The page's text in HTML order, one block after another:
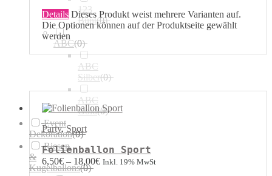
Details Dieses Produkt weist mehrere Varianten auf.
Die Optionen können auf der Produktseite gewählt
werden
Party,Sport
Folienballon Sport
6,50€– 18,00€ Inkl. 19% MwSt
123
Bunt(0)
ABC(0)
ABC
Silber(0)
ABC
Gold(0)
Event
Dekoration(0)
Riesen
&
Kugelballons(0)